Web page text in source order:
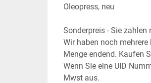
Oleopress, neu
Sonderpreis - Sie
Wir haben noch
Menge endend. Kaufen
Wenn Sie eine UID
Mwst aus.